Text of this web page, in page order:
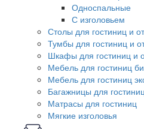
Односпальные
С изголовьем
Столы для гостиниц и
Тумбы для гостиниц и
Шкафы для гостиниц и
Мебель для гостиниц
Мебель для гостиниц
Багажницы для
Матрасы для гостиниц
Мягкие изголовья